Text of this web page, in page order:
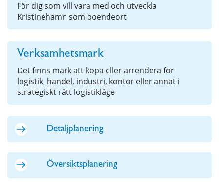
För dig som vill vara med och utveckla
Kristinehamn som boendeort
Verksamhetsmark
Det finns mark att köpa eller arrendera för
logistik, handel, industri, kontor eller annat i
strategiskt rätt logistikläge
Detaljplanering
Översiktsplanering